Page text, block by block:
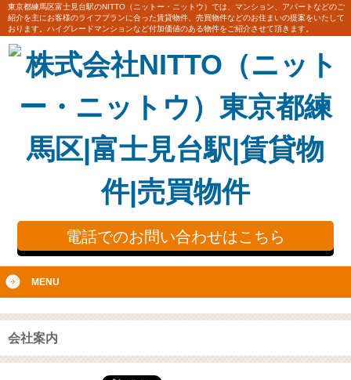
東京都練馬区富士見台駅のNITTO（ニットー・ニットウ）では、マンション、アパートなどのご
紹介を主にお客様のライフプランに合った賃貸物件、売買物件などのお住まいの提案をいたして
おります。ハイグレードマンションなど付加価値のある物件をご紹介させて頂きます。
電話でのお問い合わせはこちら
MENU
会社案内